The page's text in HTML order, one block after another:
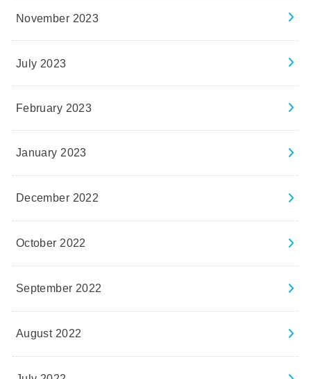
November 2023
July 2023
February 2023
January 2023
December 2022
October 2022
September 2022
August 2022